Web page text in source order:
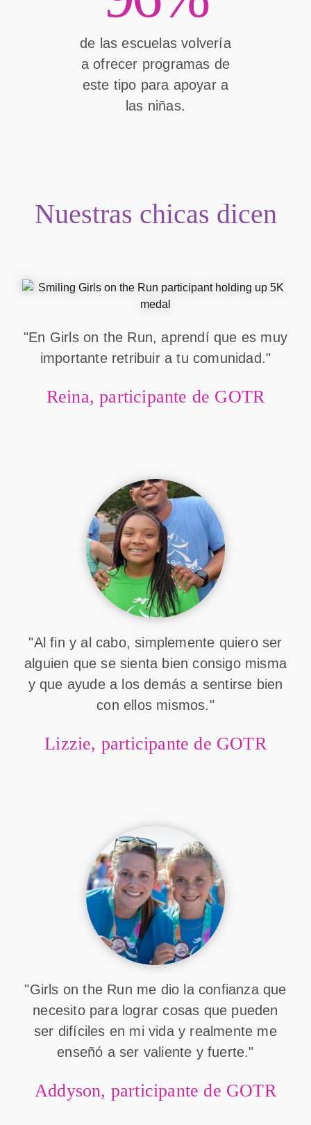
de las escuelas volvería
a ofrecer programas de
este tipo para apoyar a
las niñas.
Nuestras chicas dicen
"En Girls on the Run, aprendí que es muy
importante retribuir a tu comunidad."
Reina, participante de GOTR
"Al fin y al cabo, simplemente quiero ser
alguien que se sienta bien consigo misma
y que ayude a los demás a sentirse bien
con ellos mismos."
Lizzie, participante de GOTR
"Girls on the Run me dio la confianza que
necesito para lograr cosas que pueden
ser difíciles en mi vida y realmente me
enseñó a ser valiente y fuerte."
Addyson, participante de GOTR